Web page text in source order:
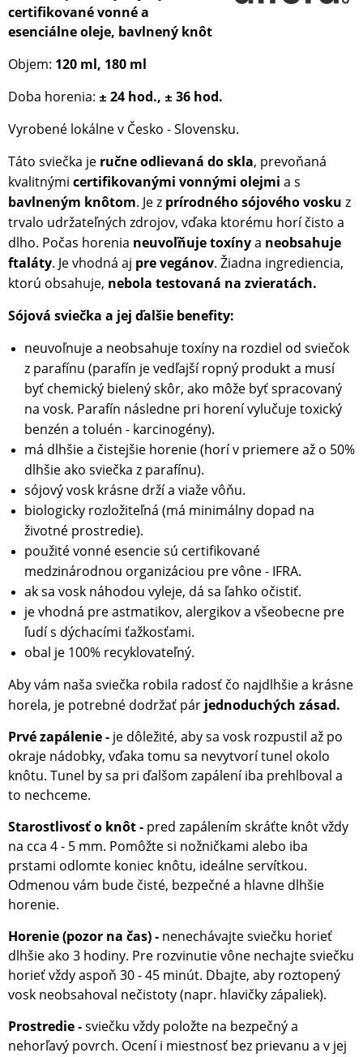
certifikované vonné a
esenciálne oleje, bavlnený knôt
Objem: 120 ml, 180 ml
Doba horenia: ± 24 hod., ± 36 hod.
Vyrobené lokálne v Česko - Slovensku.
Táto sviečka je ručne odlievaná do skla, prevoňaná
kvalitnými certifikovanými vonnými olejmi a s
bavlneným knôtom. Je z prírodného sójového vosku z
trvalo udržateľných zdrojov, vďaka ktorému horí čisto a
dlho. Počas horenia neuvoľňuje toxínya neobsahuje
ftaláty. Je vhodná aj pre vegánov. Žiadna ingrediencia,
ktorú obsahuje, nebola testovaná na zvieratách.
Sójová sviečka a jej ďalšie benefity:
neuvoľnuje a neobsahuje toxíny na rozdiel od sviečok
z parafínu (parafín je vedľajší ropný produkt a musí
byť chemický bielený skôr, ako môže byť spracovaný
na vosk. Parafín následne pri horení vylučuje toxický
benzén a toluén - karcinogény).
má dlhšie a čistejšie horenie (horí v priemere až o 50%
dlhšie ako sviečka z parafínu).
sójový vosk krásne drží a viaže vôňu.
biologicky rozložiteľná (má minimálny dopad na
životné prostredie).
použité vonné esencie sú certifikované
medzinárodnou organizáciou pre vône - IFRA.
ak sa vosk náhodou vyleje, dá sa ľahko očistiť.
je vhodná pre astmatikov, alergikov a všeobecne pre
ľudí s dýchacími ťažkosťami.
obal je 100% recyklovateľný.
Aby vám naša sviečka robila radosť čo najdlhšie a krásne
horela, je potrebné dodržať pár jednoduchých zásad.
Prvé zapálenie - je dôležité, aby sa vosk rozpustil až po
okraje nádobky, vďaka tomu sa nevytvorí tunel okolo
knôtu. Tunel by sa pri ďalšom zapálení iba prehlboval a
to nechceme.
Starostlivosť o knôt - pred zapálením skráťte knôt vždy
na cca 4 - 5 mm. Pomôžte si nožničkami alebo iba
prstami odlomte koniec knôtu, ideálne servítkou.
Odmenou vám bude čisté, bezpečné a hlavne dlhšie
horenie.
Horenie (pozor na čas) - nenechávajte sviečku horieť
dlhšie ako 3 hodiny. Pre rozvinutie vône nechajte sviečku
horieť vždy aspoň 30 - 45 minút. Dbajte, aby roztopený
vosk neobsahoval nečistoty (napr. hlavičky zápaliek).
Prostredie - sviečku vždy položte na bezpečný a
nehorľavý povrch. Ocení i miestnosť bez prievanu a v jej